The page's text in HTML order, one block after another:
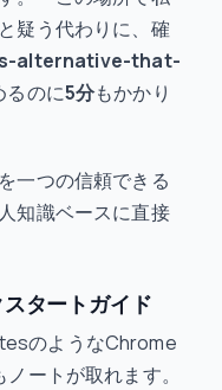
疑う代わりに、確
alternative-that-
るのに5分もかかり
一つの信頼できる
知識ベースに直接
タートガイド
のようなChrome
ートが取れます。